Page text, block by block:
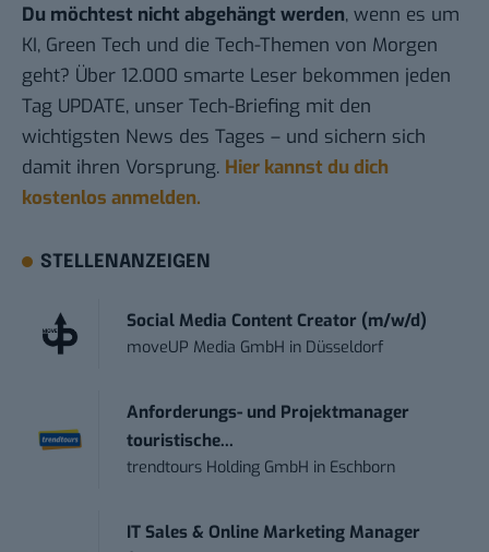
Du möchtest nicht abgehängt werden, wenn es um
KI, Green Tech und die Tech-Themen von Morgen
geht? Über 12.000 smarte Leser bekommen jeden
Tag UPDATE, unser Tech-Briefing mit den
wichtigsten News des Tages – und sichern sich
damit ihren Vorsprung. Hier kannst du dich
kostenlos anmelden.
STELLENANZEIGEN
Social Media Content Creator (m/w/d)
moveUP Media GmbH in Düsseldorf
Anforderungs- und Projektmanager
touristische...
trendtours Holding GmbH in Eschborn
IT Sales & Online Marketing Manager